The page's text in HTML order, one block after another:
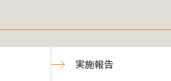
実施報告